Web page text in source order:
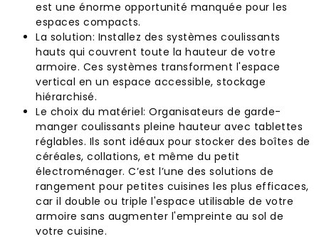
est une énorme opportunité manquée pour les
espaces compacts.
La solution: Installez des systèmes coulissants
hauts qui couvrent toute la hauteur de votre
armoire. Ces systèmes transforment l'espace
vertical en un espace accessible, stockage
hiérarchisé.
Le choix du matériel: Organisateurs de garde-
manger coulissants pleine hauteur avec tablettes
réglables. Ils sont idéaux pour stocker des boîtes de
céréales, collations, et même du petit
électroménager. C’est l’une des solutions de
rangement pour petites cuisines les plus efficaces,
car il double ou triple l'espace utilisable de votre
armoire sans augmenter l'empreinte au sol de
votre cuisine.